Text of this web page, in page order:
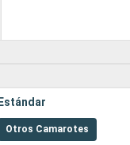
Estándar
Otros Camarotes